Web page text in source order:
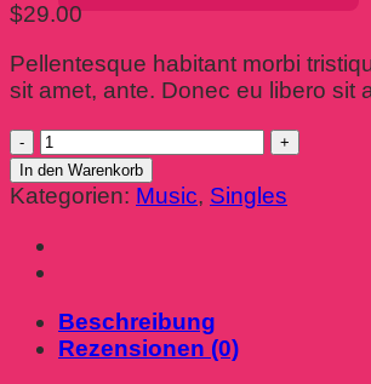
$29.00
Pellentesque habitant morbi
sit amet, ante. Donec eu libero sit
Woo
Single
#1
In den Warenkorb
Kategorien: Music, Singles
Beschreibung
Rezensionen (0)